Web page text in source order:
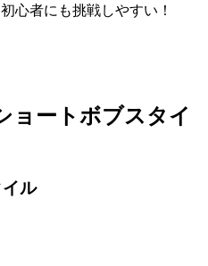
心者にも挑戦しやすい！
ョートボブスタイ
ル